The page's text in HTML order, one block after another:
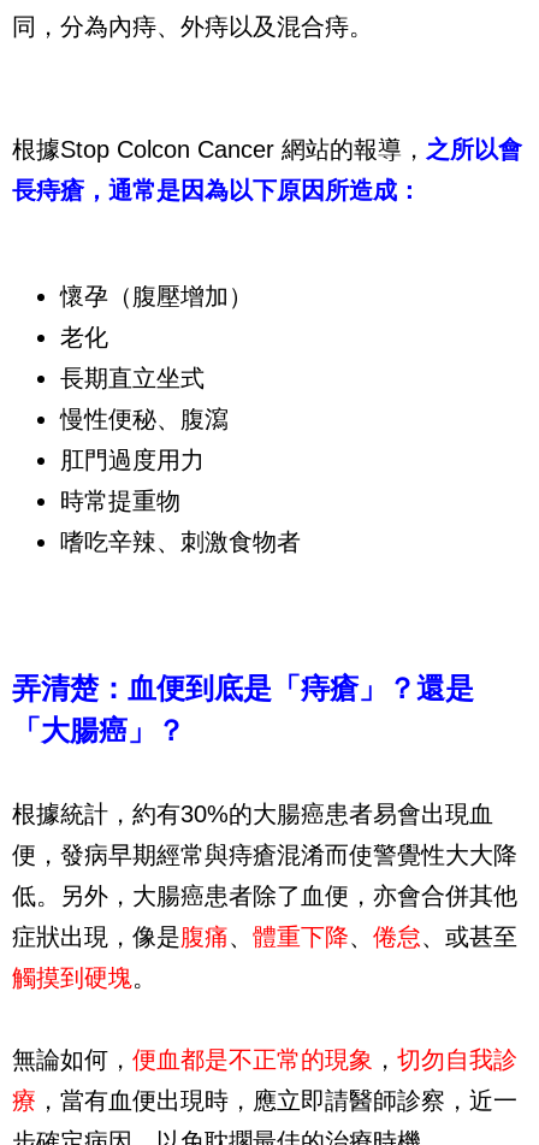
同，分為內痔、外痔以及混合痔。
根據Stop Colcon Cancer 網站的報導， 之所以會
長痔瘡，通常是因為以下原因所造成：
懷孕（腹壓增加）
老化
長期直立坐式
慢性便秘、腹瀉
肛門過度用力
時常提重物
嗜吃辛辣、刺激食物者
弄清楚：血便到底是「痔瘡」？還是
「大腸癌」？
根據統計，約有30%的大腸癌患者易會出現血
便，發病早期經常與痔瘡混淆而使警覺性大大降
低。另外，大腸癌患者除了血便，亦會合併其他
症狀出現，像是腹痛、 體重下降、 倦怠、或甚至
觸摸到硬塊。
無論如何， 便血都是不正常的現象 ， 切勿自我診
療 ，當有血便出現時，應立即請醫師診察，近一